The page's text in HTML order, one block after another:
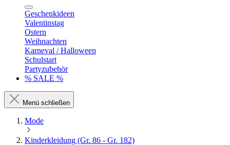
Geschenkideen
Valentinstag
Ostern
Weihnachten
Karneval / Halloween
Schulstart
Partyzubehör
% SALE %
Menü schließen
Mode
Kinderkleidung (Gr. 86 - Gr. 182)